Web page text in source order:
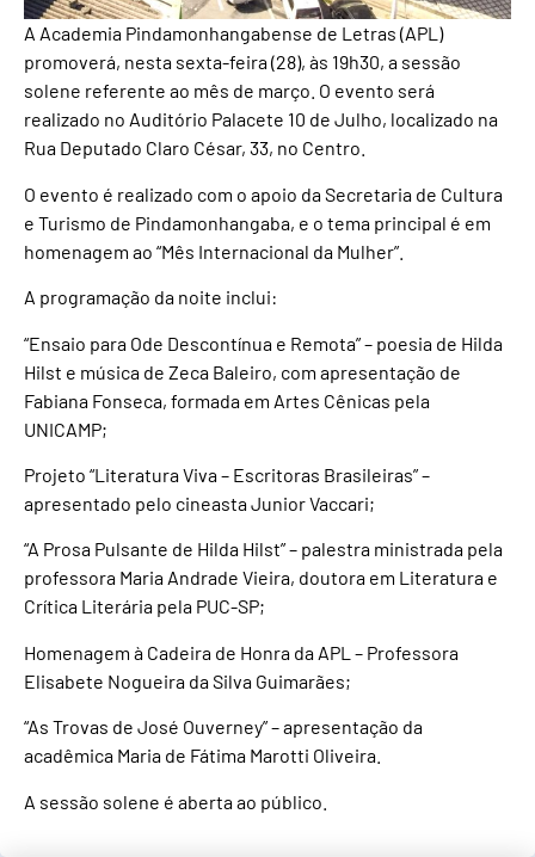
A Academia Pindamonhangabense de Letras (APL)
promoverá, nesta sexta-feira (28), às 19h30, a sessão
solene referente ao mês de março. O evento será
realizado no Auditório Palacete 10 de Julho, localizado na
Rua Deputado Claro César, 33, no Centro.
O evento é realizado com o apoio da Secretaria de Cultura
e Turismo de Pindamonhangaba, e o tema principal é em
homenagem ao “Mês Internacional da Mulher”.
A programação da noite inclui:
“Ensaio para Ode Descontínua e Remota” – poesia de Hilda
Hilst e música de Zeca Baleiro, com apresentação de
Fabiana Fonseca, formada em Artes Cênicas pela
UNICAMP;
Projeto “Literatura Viva – Escritoras Brasileiras” –
apresentado pelo cineasta Junior Vaccari;
“A Prosa Pulsante de Hilda Hilst” – palestra ministrada pela
professora Maria Andrade Vieira, doutora em Literatura e
Crítica Literária pela PUC-SP;
Homenagem à Cadeira de Honra da APL – Professora
Elisabete Nogueira da Silva Guimarães;
“As Trovas de José Ouverney” – apresentação da
acadêmica Maria de Fátima Marotti Oliveira.
A sessão solene é aberta ao público.